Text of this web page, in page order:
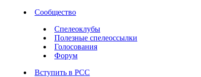
Сообщество
Спелеоклубы
Полезные спелеоссылки
Голосования
Форум
Вступить в РСС